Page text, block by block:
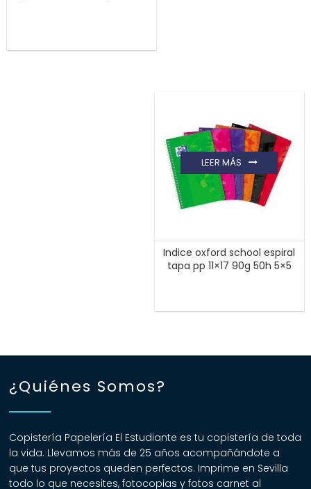
Indice oxford school espiral
tapa pp 11×17 90g 50h 5×5
LEER MÁS
¿Quiénes Somos?
Copistería Papelería El Estudiante es tu copistería de toda
la vida. Llevamos más de 25 años acompañándote a
que tus proyectos queden perfectos. Imprime en Sevilla
todo lo que necesites, fotocopias y fotos carnet al